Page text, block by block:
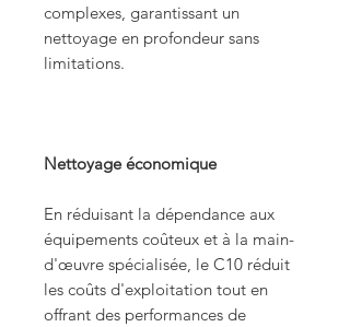
complexes, garantissant un
nettoyage en profondeur sans
limitations.
Nettoyage économique
En réduisant la dépendance aux
équipements coûteux et à la main-
d'œuvre spécialisée, le C10 réduit
les coûts d'exploitation tout en
offrant des performances de